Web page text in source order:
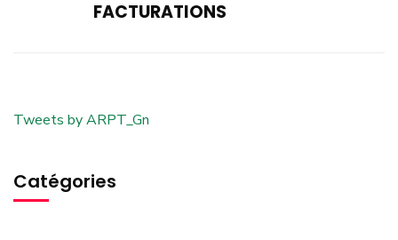
FACTURATIONS
Tweets by ARPT_Gn
Catégories